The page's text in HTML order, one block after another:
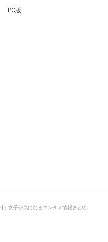
PC版
｜女子が気になるエンタメ情報まとめ